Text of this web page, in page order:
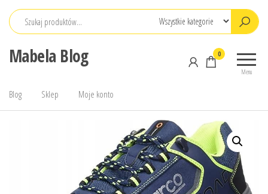
Przejdź
Mabela Blog
Menu
0
Blog Sklep Moje konto